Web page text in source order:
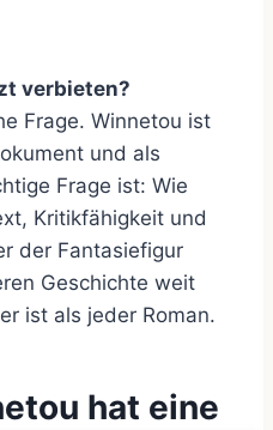
verbieten?
Frage. Winnetou ist
und als
Frage ist: Wie
Kritikfähigkeit und
der Fantasiefigur
Geschichte weit
ist als jeder Roman.
hat eine